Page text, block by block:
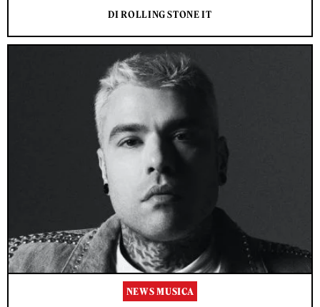
DI ROLLING STONE IT
NEWS MUSICA